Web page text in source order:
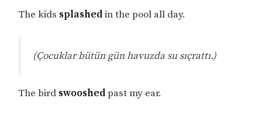
The kids splashedin the pool all day.
(Çocuklar bütün gün havuzda su sıçrattı.)
The bird swooshedpast my ear.